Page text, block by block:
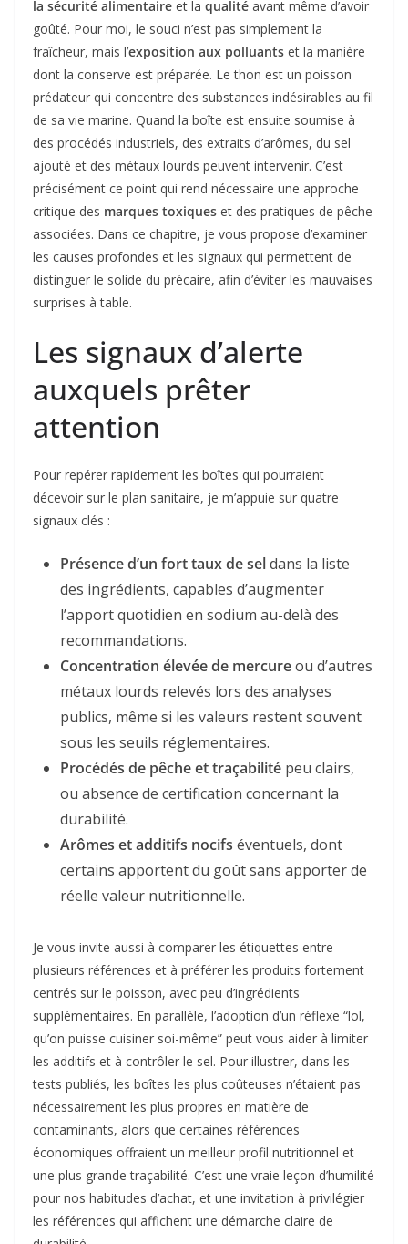
la sécurité alimentaire et la qualité avant même d’avoir
goûté. Pour moi, le souci n’est pas simplement la
fraîcheur, mais l’exposition aux polluants et la manière
dont la conserve est préparée. Le thon est un poisson
prédateur qui concentre des substances indésirables au fil
de sa vie marine. Quand la boîte est ensuite soumise à
des procédés industriels, des extraits d’arômes, du sel
ajouté et des métaux lourds peuvent intervenir. C’est
précisément ce point qui rend nécessaire une approche
critique des marques toxiques et des pratiques de pêche
associées. Dans ce chapitre, je vous propose d’examiner
les causes profondes et les signaux qui permettent de
distinguer le solide du précaire, afin d’éviter les mauvaises
surprises à table.
Les signaux d’alerte
auxquels prêter
attention
Pour repérer rapidement les boîtes qui pourraient
décevoir sur le plan sanitaire, je m’appuie sur quatre
signaux clés :
Présence d’un fort taux de seldans la liste
des ingrédients, capables d’augmenter
l’apport quotidien en sodium au-delà des
recommandations.
Concentration élevée de mercureou d’autres
métaux lourds relevés lors des analyses
publics, même si les valeurs restent souvent
sous les seuils réglementaires.
Procédés de pêche et traçabilité peu clairs,
ou absence de certification concernant la
durabilité.
Arômes et additifs nocifs éventuels, dont
certains apportent du goût sans apporter de
réelle valeur nutritionnelle.
Je vous invite aussi à comparer les étiquettes entre
plusieurs références et à préférer les produits fortement
centrés sur le poisson, avec peu d’ingrédients
supplémentaires. En parallèle, l’adoption d’un réflexe “lol,
qu’on puisse cuisiner soi-même” peut vous aider à limiter
les additifs et à contrôler le sel. Pour illustrer, dans les
tests publiés, les boîtes les plus coûteuses n’étaient pas
nécessairement les plus propres en matière de
contaminants, alors que certaines références
économiques offraient un meilleur profil nutritionnel et
une plus grande traçabilité. C’est une vraie leçon d’humilité
pour nos habitudes d’achat, et une invitation à privilégier
les références qui affichent une démarche claire de